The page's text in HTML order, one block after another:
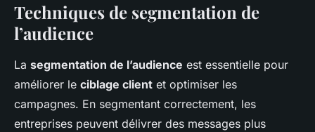
Techniques de segmentation de
l’audience
La segmentation de l’audience est essentielle pour
améliorer le ciblage client et optimiser les
campagnes. En segmentant correctement, les
entreprises peuvent délivrer des messages plus